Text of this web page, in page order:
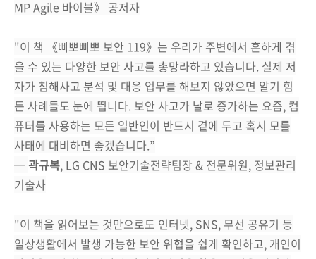
MP Agile 바이블》 공저자
"이 책 《삐뽀삐뽀 보안 119》는 우리가 주변에서 흔하게 겪
을 수 있는 다양한 보안 사고를 총망라하고 있습니다. 실제 저
자가 침해사고 분석 및 대응 업무를 해보지 않았으면 알기 힘
든 사례들도 눈에 띕니다. 보안 사고가 날로 증가하는 요즘, 컴
퓨터를 사용하는 모든 일반인이 반드시 곁에 두고 혹시 모를
사태에 대비하면 좋겠습니다.”
─곽규복, LG CNS 보안기술전략팀장 & 전문위원, 정보관리
기술사
"이 책을 읽어보는 것만으로도 인터넷, SNS, 무선 공유기 등
일상생활에서 발생 가능한 보안 위협을 쉽게 확인하고, 개인이